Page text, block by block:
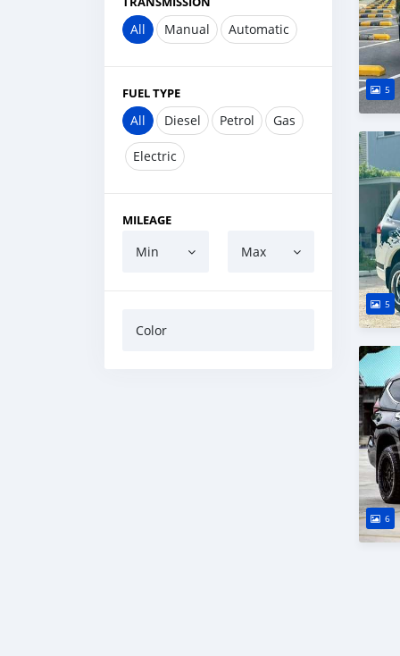
All Manual Automatic
FUEL TYPE
All Diesel Petrol Gas
Electric
MILEAGE
Min Max
Color
5
5
6